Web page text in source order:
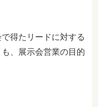
得たリードに対する
、展示会営業の目的